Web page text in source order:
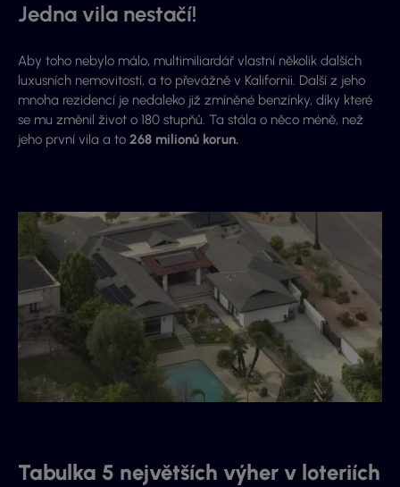
Jedna vila nestačí!
Aby toho nebylo málo, multimiliardář vlastní několik dalších
luxusních nemovitostí, a to převážně v Kalifornii. Další z jeho
mnoha rezidencí je nedaleko již zmíněné benzínky, díky které
se mu změnil život o 180 stupňů. Ta stála o něco méně, než
jeho první vila a to 268 milionů korun.
Tabulka 5 největších výher v loteriích